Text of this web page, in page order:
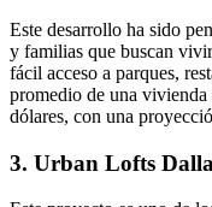
Este desarrollo ha sido
y familias que buscan
fácil acceso a parques,
promedio de una
dólares, con una
3. Urban Lofts